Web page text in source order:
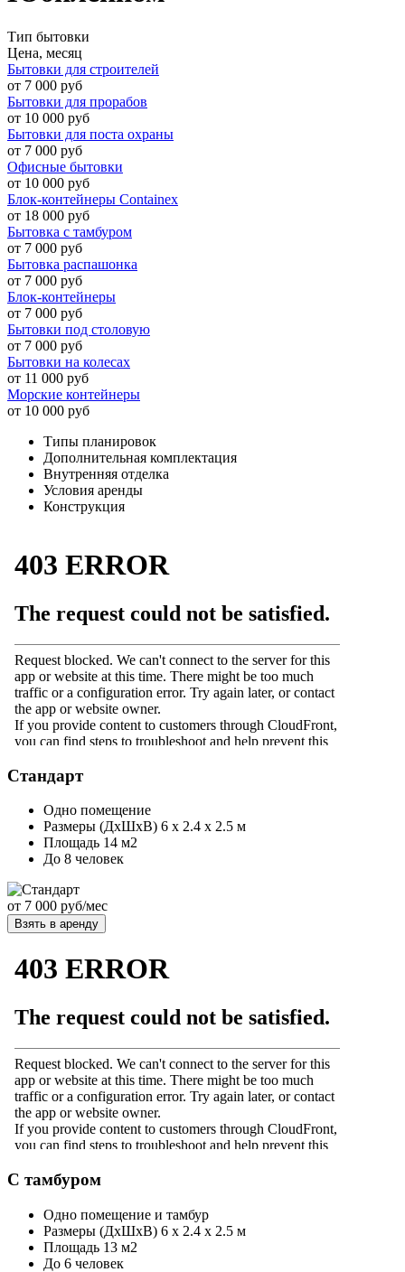
Тип бытовки
Цена, месяц
Бытовки для строителей
от 7 000 руб
Бытовки для прорабов
от 10 000 руб
Бытовки для поста охраны
от 7 000 руб
Офисные бытовки
от 10 000 руб
Блок-контейнеры Containex
от 18 000 руб
Бытовка с тамбуром
от 7 000 руб
Бытовка распашонка
от 7 000 руб
Блок-контейнеры
от 7 000 руб
Бытовки под столовую
от 7 000 руб
Бытовки на колесах
от 11 000 руб
Морские контейнеры
от 10 000 руб
Типы планировок
Дополнительная комплектация
Внутренняя отделка
Условия аренды
Конструкция
Стандарт
Одно помещение
Размеры (ДхШхВ) 6 х 2.4 х 2.5 м
Площадь 14 м2
До 8 человек
от 7 000 руб/мес
Взять в аренду
С тамбуром
Одно помещение и тамбур
Размеры (ДхШхВ) 6 х 2.4 х 2.5 м
Площадь 13 м2
До 6 человек